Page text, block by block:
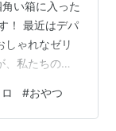
い箱に入った
！ 最近はデパ
しゃれなゼリ
私たちの原
先輩おやつな
験した、懐か
#おやつ